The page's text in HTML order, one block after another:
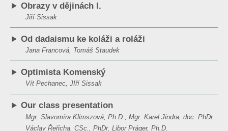
Obrazy v dějinách I.
Jiří Sissak
Od dadaismu ke koláži a roláži
Jana Francová, Tomáš Staudek
Optimista Komenský
Vít Pechanec, JIří Sissak
Our class presentation
Mgr. Slavomíra Klimszová, Ph.D., Mgr. Karel Jindra, doc. PhDr.
Václav Řeřicha, CSc., PhDr. Libor Práger, Ph.D.